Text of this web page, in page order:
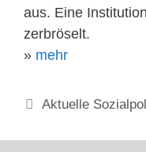
aus. Eine
zerbröselt.
» mehr
Kategorien
Aktuelle